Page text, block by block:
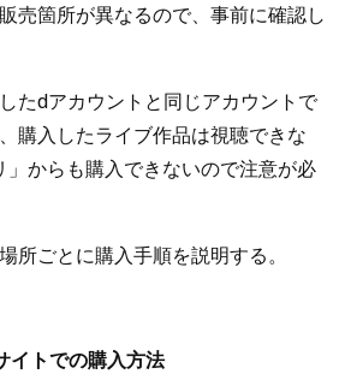
売箇所が異なるので、事前に確認し
たdアカウントと同じアカウントで
購入したライブ作品は視聴できな
からも購入できないので注意が必
所ごとに購入手順を説明する。
トでの購入方法